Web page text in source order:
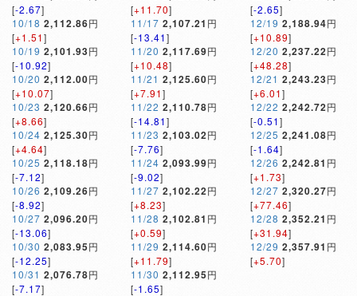
[-2.67]
10/18 2,112.86円
[+1.51]
10/19 2,101.93円
[-10.92]
10/20 2,112.00円
[+10.07]
10/23 2,120.66円
[+8.66]
10/24 2,125.30円
[+4.64]
10/25 2,118.18円
[-7.12]
10/26 2,109.26円
[-8.92]
10/27 2,096.20円
[-13.06]
10/30 2,083.95円
[-12.25]
10/31 2,076.78円
[-7.17]
[+11.70]
11/17 2,107.21 円
[-13.41]
11/20 2,117.69円
[+10.48]
11/21 2,125.60円
[+7.91]
11/22 2,110.78円
[-14.81]
11/23 2,103.02円
[-7.76]
11/24 2,093.99円
[-9.02]
11/27 2,102.22円
[+8.23]
11/28 2,102.81 円
[+0.59]
11/29 2,114.60円
[+11.79]
11/30 2,112.95円
[-1.65]
[-2.65]
12/19 2,188.94円
[+10.89]
12/20 2,237.22円
[+48.28]
12/21 2,243.23円
[+6.01]
12/22 2,242.72円
[-0.51]
12/25 2,241.08円
[-1.64]
12/26 2,242.81 円
[+1.73]
12/27 2,320.27円
[+77.46]
12/28 2,352.21 円
[+31.94]
12/29 2,357.91 円
[+5.70]